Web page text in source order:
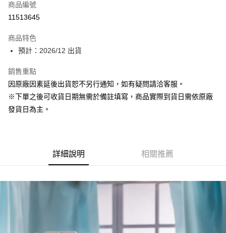
Apple Pay
相關說明
【大哥付你分期使用說明】
2.付款方式選擇「大哥付你分期」，訂單成立後會自動跳轉到大哥付的交易
流程，驗證手機門號後，選擇欲分期的期數、繳款截止日，確認付款後即完
成交易。
3.實際核准額度、可分期數及費用金額請依後續交易確認頁面所載為準。
4.訂單成立30分鐘內，如未前往確認交易或遇審核未通過，訂單將自動取
1.本服務係由「台灣大哥大股份有限公司」（以下簡稱本公司）所提供，讓
用戶於交易時，得透過本服務購買商品或服務，並由商店將買賣／分期付款
2.基於同意付款使用「大哥付你分期」之契約關係目的，商店將以您的個人
運送方式
預購-付款後全家取貨(舊)
每筆NT$90，滿NT$3,000(含以上)免運費
預購-宅配(舊)
每筆NT$120，滿NT$3,000(含以上)免運費
商品編號
11513645
商品特色
預計：2026/12 出貨
銷售重點
因原廠因素延後出貨恕不另行通知，如有疑問請洽客服。
※下單之後可收貨日期無需於備註填寫，商品實際到貨日需依原廠
發貨日為主。
詳細說明 相關推薦